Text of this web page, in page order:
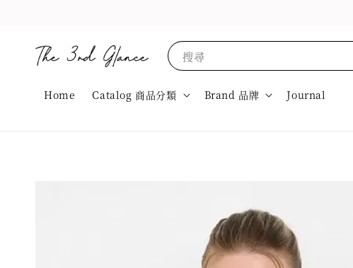
搜尋
Home Catalog 商品分類 Brand 品牌 Journal